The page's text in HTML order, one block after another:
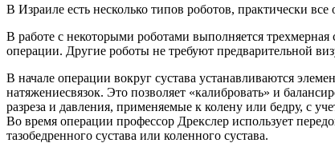
В Израиле есть несколько типов роботов, практически
В работе с некоторыми роботами выполняется
операции. Другие роботы не требуют предварительной
В начале операции вокруг сустава устанавливаются
натяжениесвязок. Это позволяет «калибровать» и
разреза и давления, применяемые к колену или бедру, с
Во время операции профессор Дрекслер использует
тазобедренного сустава или коленного сустава.